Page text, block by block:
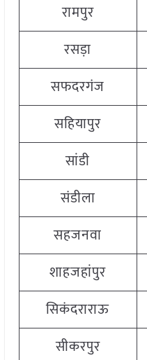
रामपुर
रसड़ा
सफदरगंज
सहियापुर
सांडी
संडीला
सहजनवा
शाहजहांपुर
सिकंदराराऊ
सीकरपुर